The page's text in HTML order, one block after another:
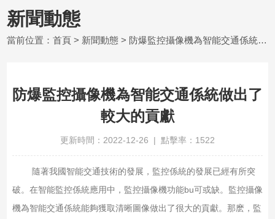
新聞動態
當前位置：首頁 > 新聞動態 > 防爆監控攝像機為智能交通係統做出了較大的貢獻
防爆監控攝像機為智能交通係統做出了
較大的貢獻
更新時間：2022-12-26 | 點擊率：1522
隨著我國智能交通技術的發展，監控係統的發展已經有所突
破。在智能監控係統應用中，監控攝像機功能bu可或缺。監控攝像
機為智能交通係統能夠獲取清晰圖像做出了很大的貢獻。那麽，監